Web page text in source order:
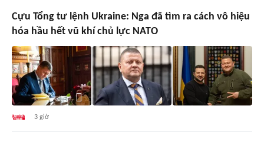
Cựu Tổng tư lệnh Ukraine: Nga đã tìm ra cách vô hiệu
hóa hầu hết vũ khí chủ lực NATO
3 giờ